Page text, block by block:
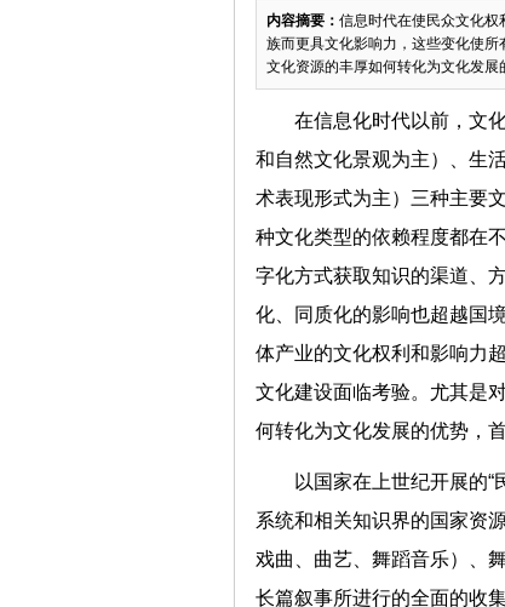
内容摘要： 信息时代在使民众文化权
族而更具文化影响力，这些变化使
文化资源的丰厚如何转化为文化发展
在信息化时代以前，文
和自然文化景观为主）、生
术表现形式为主）三种主要
种文化类型的依赖程度都在
字化方式获取知识的渠道、
化、同质化的影响也超越国
体产业的文化权利和影响力
文化建设面临考验。尤其是
何转化为文化发展的优势，
以国家在上世纪开展的
系统和相关知识界的国家资
戏曲、曲艺、舞蹈音乐）、
长篇叙事所进行的全面的收